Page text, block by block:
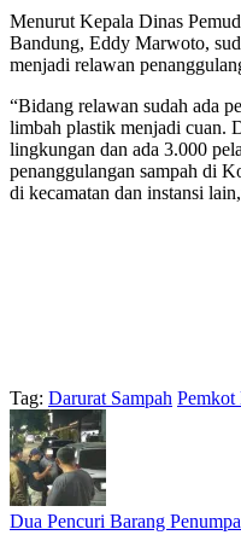
Menurut Kepala Dinas
Bandung, Eddy Marwoto,
menjadi relawan
“Bidang relawan sudah ada
limbah plastik menjadi cuan.
lingkungan dan ada 3.000
penanggulangan sampah di
di kecamatan dan instansi
Tag: Darurat Sampah Pemkot
Dua Pencuri Barang